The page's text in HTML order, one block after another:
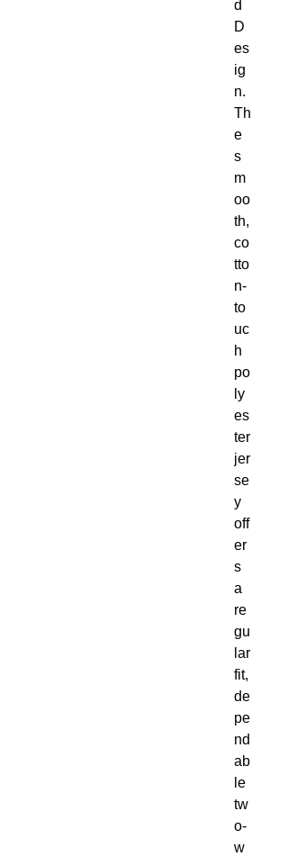
d
D
es
ig
n.
Th
e
s
m
oo
th,
co
tto
n-
to
uc
h
po
ly
es
ter
jer
se
y
off
er
s
a
re
gu
lar
fit,
de
pe
nd
ab
le
tw
o-
w